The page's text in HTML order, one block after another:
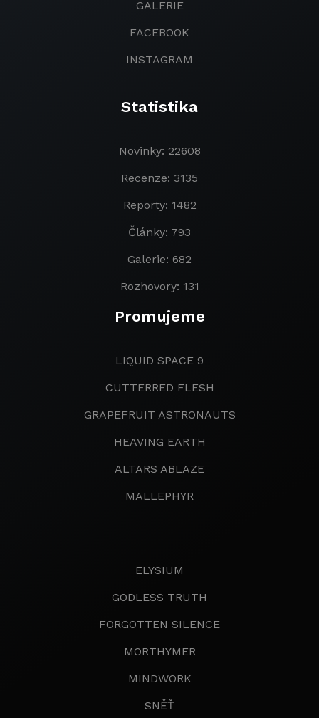
GALERIE
FACEBOOK
INSTAGRAM
Statistika
Novinky: 22608
Recenze: 3135
Reporty: 1482
Články: 793
Galerie: 682
Rozhovory: 131
Promujeme
LIQUID SPACE 9
CUTTERRED FLESH
GRAPEFRUIT ASTRONAUTS
HEAVING EARTH
ALTARS ABLAZE
MALLEPHYR
ELYSIUM
GODLESS TRUTH
FORGOTTEN SILENCE
MORTHYMER
MINDWORK
SNĚŤ